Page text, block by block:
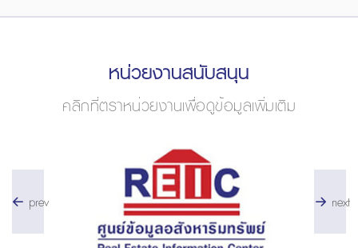
หน่วยงานสนับสนุน
คลิกที่ตราหน่วยงานเพื่อดูข้อมูลเพิ่มเติม
prev next